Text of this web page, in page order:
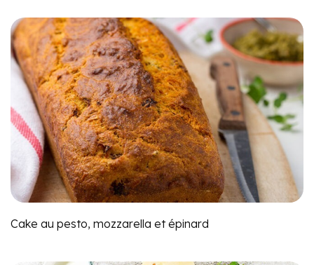
Cake au pesto, mozzarella et épinard